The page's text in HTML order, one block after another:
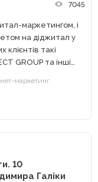
7045
маркетингом, і
на діджитал у
такі
GROUP та інші
маркетинг
10
Галіки